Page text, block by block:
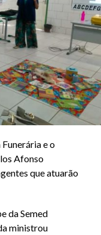
e o
Afonso
que atuarão
da Semed
ministrou